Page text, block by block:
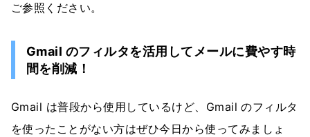
ご参照ください。
Gmail のフィルタを活用してメールに費やす時
間を削減！
Gmail は普段から使用しているけど、Gmail のフィルタ
を使ったことがない方はぜひ今日から使ってみましょ